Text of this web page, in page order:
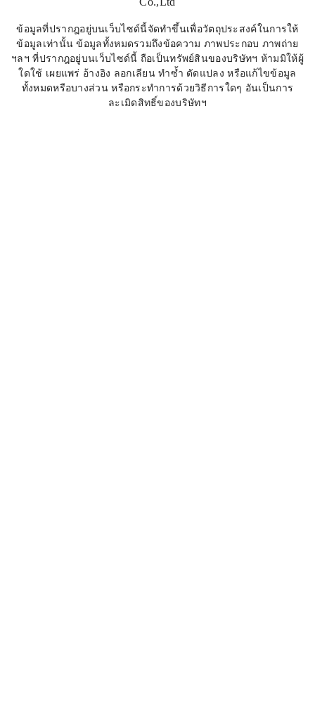
ข้อมูลที่ปรากฎอยู่บนเว็บไซด์นี้จัดทำขึ้นเพื่อวัตถุประสงค์ในการให้
ข้อมูลเท่านั้น ข้อมูลทั้งหมดรวมถึงข้อความ ภาพประกอบ ภาพถ่าย
ฯลฯ ที่ปรากฎอยู่บนเว็บไซด์นี้ ถือเป็นทรัพย์สินของบริษัทฯ ห้ามมิให้ผู้
ใดใช้ เผยแพร่ อ้างอิง ลอกเลียน ทำซ้ำ ดัดแปลง หรือแก้ไขข้อมูล
ทั้งหมดหรือบางส่วน หรือกระทำการด้วยวิธีการใดๆ อันเป็นการ
ละเมิดสิทธิ์ของบริษัทฯ